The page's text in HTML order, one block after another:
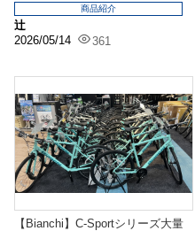
辻
2026/05/14
361
商品紹介
【Bianchi】C-Sportシリーズ大量